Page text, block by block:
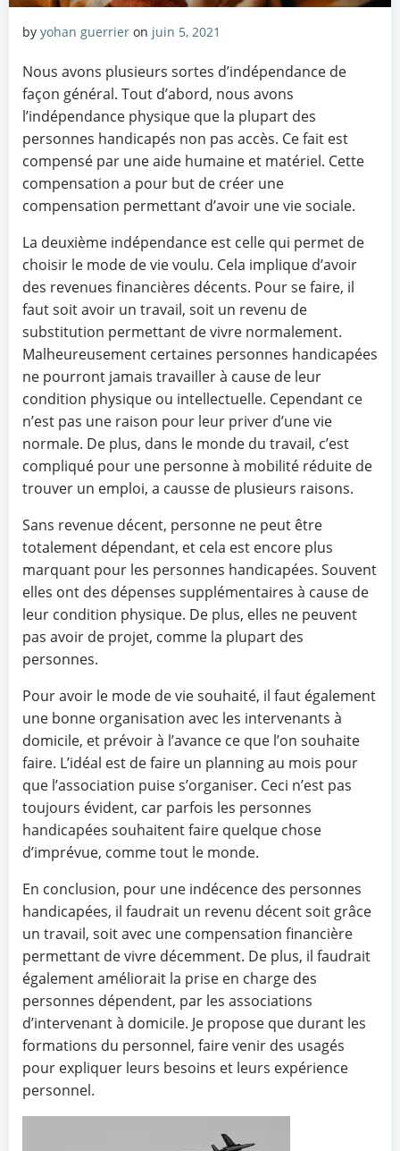
by yohan guerrier on juin 5, 2021
Nous avons plusieurs sortes d’indépendance de
façon général. Tout d’abord, nous avons
l’indépendance physique que la plupart des
personnes handicapés non pas accès. Ce fait est
compensé par une aide humaine et matériel. Cette
compensation a pour but de créer une
compensation permettant d’avoir une vie sociale.
La deuxième indépendance est celle qui permet de
choisir le mode de vie voulu. Cela implique d’avoir
des revenues financières décents. Pour se faire, il
faut soit avoir un travail, soit un revenu de
substitution permettant de vivre normalement.
Malheureusement certaines personnes handicapées
ne pourront jamais travailler à cause de leur
condition physique ou intellectuelle. Cependant ce
n’est pas une raison pour leur priver d’une vie
normale. De plus, dans le monde du travail, c’est
compliqué pour une personne à mobilité réduite de
trouver un emploi, a causse de plusieurs raisons.
Sans revenue décent, personne ne peut être
totalement dépendant, et cela est encore plus
marquant pour les personnes handicapées. Souvent
elles ont des dépenses supplémentaires à cause de
leur condition physique. De plus, elles ne peuvent
pas avoir de projet, comme la plupart des
personnes.
Pour avoir le mode de vie souhaité, il faut également
une bonne organisation avec les intervenants à
domicile, et prévoir à l’avance ce que l’on souhaite
faire. L’idéal est de faire un planning au mois pour
que l’association puise s’organiser. Ceci n’est pas
toujours évident, car parfois les personnes
handicapées souhaitent faire quelque chose
d’imprévue, comme tout le monde.
En conclusion, pour une indécence des personnes
handicapées, il faudrait un revenu décent soit grâce
un travail, soit avec une compensation financière
permettant de vivre décemment. De plus, il faudrait
également améliorait la prise en charge des
personnes dépendent, par les associations
d’intervenant à domicile. Je propose que durant les
formations du personnel, faire venir des usagés
pour expliquer leurs besoins et leurs expérience
personnel.